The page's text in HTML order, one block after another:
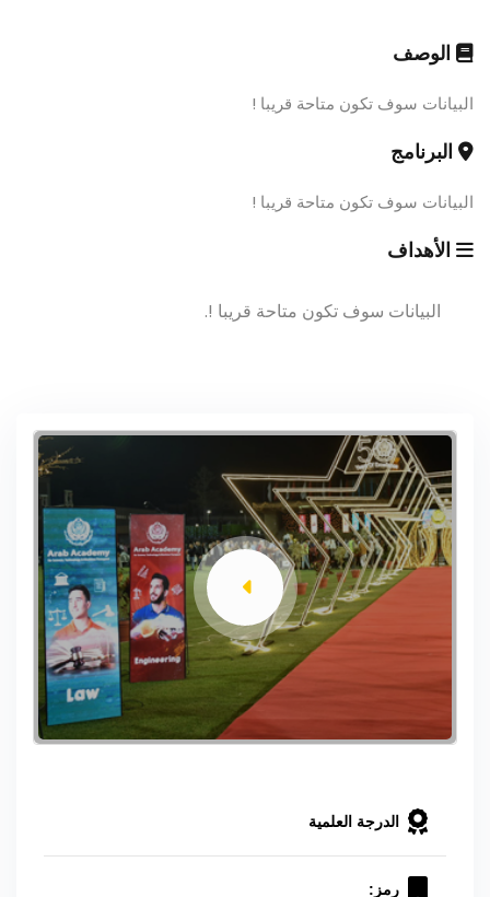
الوصف
البيانات سوف تكون متاحة قريبا !
البرنامج
البيانات سوف تكون متاحة قريبا !
الأهداف
البيانات سوف تكون متاحة قريبا !.
الدرجة العلمية
رمز: